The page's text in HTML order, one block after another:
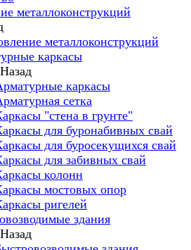
металлоконструкций
металлоконструкций
каркасы
Назад
каркасы
сетка
"стена в грунте"
для буронабивных свай
для буросекущихся свай
для забивных свай
колонн
мостовых опор
ригелей
здания
Назад